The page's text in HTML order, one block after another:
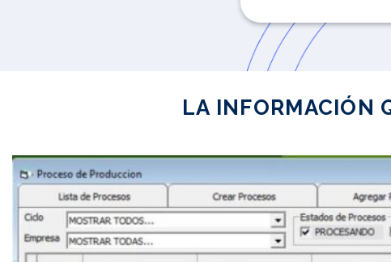
LA INFORMACIÓN